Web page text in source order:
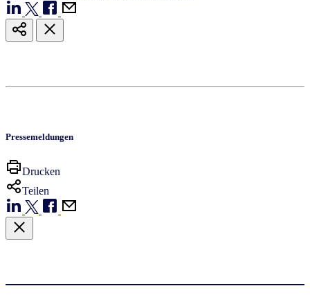
Pressemeldungen
Drucken
Teilen